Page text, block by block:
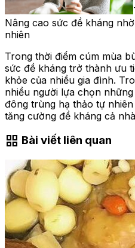
Nâng cao sức đề kháng
nhiên
Trong thời điểm cúm mùa
sức đề kháng trở thành ưu
khỏe của nhiều gia đình.
nhiều người lựa chọn
đông trùng hạ thảo tự
tăng cường đề kháng cả
grid_view Bài viết liên quan